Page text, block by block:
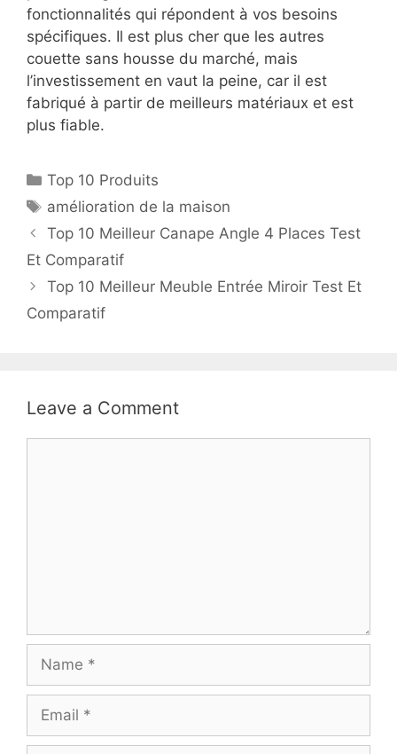
fonctionnalités qui répondent à vos besoins
spécifiques. Il est plus cher que les autres
couette sans housse du marché, mais
l’investissement en vaut la peine, car il est
fabriqué à partir de meilleurs matériaux et est
plus fiable.
Top 10 Produits
amélioration de la maison
Top 10 Meilleur Canape Angle 4 Places Test
Et Comparatif
Top 10 Meilleur Meuble Entrée Miroir Test Et
Comparatif
Leave a Comment